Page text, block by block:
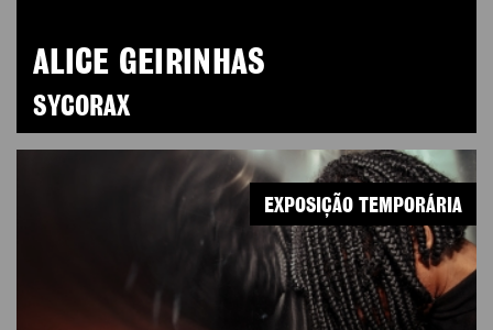
ALICE GEIRINHAS
SYCORAX
EXPOSIÇÃO TEMPORÁRIA